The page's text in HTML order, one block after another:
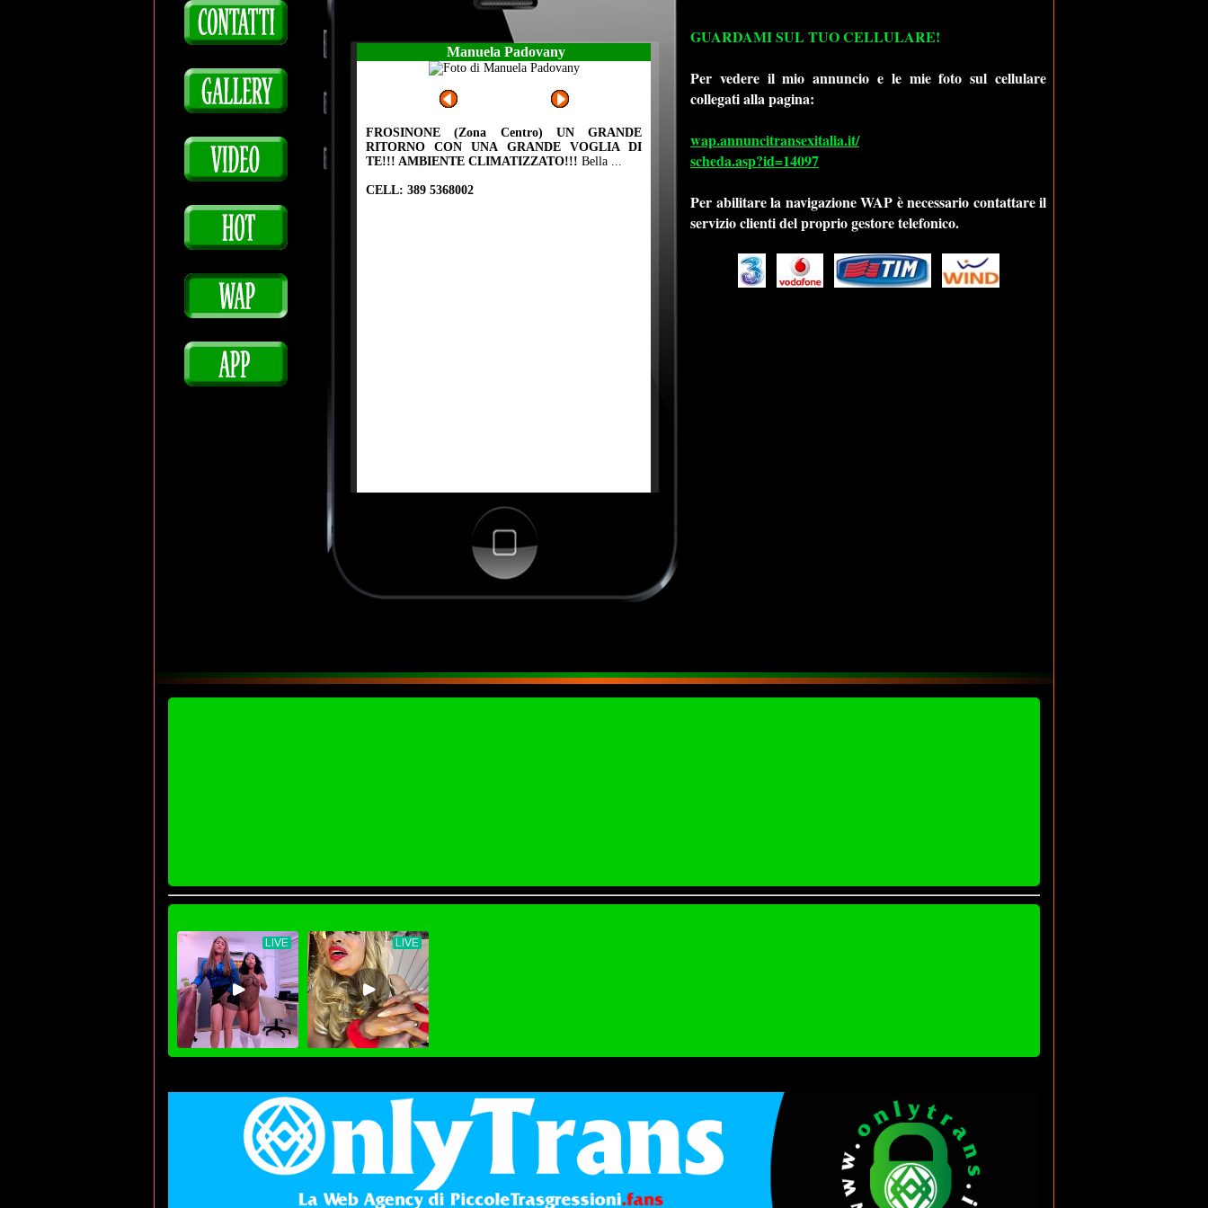
GUARDAMI SUL TUO CELLULARE!
Per vedere il mio annuncio e le mie foto sul cellulare
collegati alla pagina:
wap.annuncitransexitalia.it/
scheda.asp?id=14097
Per abilitare la navigazione WAP è necessario contattare il
servizio clienti del proprio gestore telefonico.
Manuela Padovany
FROSINONE (Zona Centro)
UN GRANDE
RITORNO CON UNA GRANDE VOGLIA DI
TE!!! AMBIENTE CLIMATIZZATO!!! Bella ...
CELL: 389 5368002